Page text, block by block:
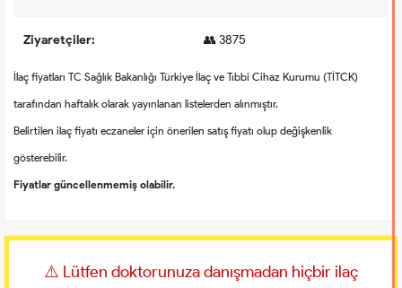
Ziyaretçiler: 👥 3875
İlaç fiyatları TC Sağlık Bakanlığı Türkiye İlaç ve Tıbbi Cihaz Kurumu (TİTCK)
tarafından haftalık olarak yayınlanan listelerden alınmıştır.
Belirtilen ilaç fiyatı eczaneler için önerilen satış fiyatı olup değişkenlik
gösterebilir.
Fiyatlar güncellenmemiş olabilir.
⚠️ Lütfen doktorunuza danışmadan hiçbir ilaç